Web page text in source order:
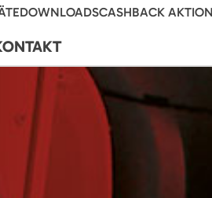
DOWNLOADSCASHBACK AKTION